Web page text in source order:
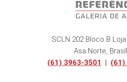
SCLN 202 Bloco B
Asa Norte,
(61) 3963-3501 | (61)